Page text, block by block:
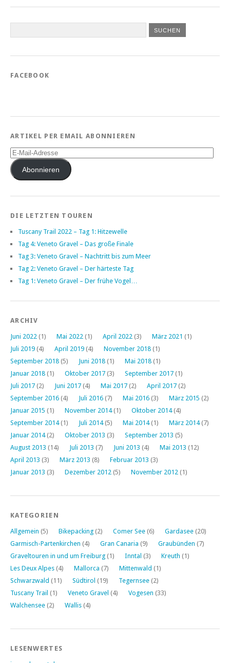
FACEBOOK
ARTIKEL PER EMAIL ABONNIEREN
E-
Mail-
AdresseAbonnieren
DIE LETZTEN TOUREN
Tuscany Trail 2022 – Tag 1: Hitzewelle
Tag 4: Veneto Gravel – Das große Finale
Tag 3: Veneto Gravel – Nachtritt bis zum Meer
Tag 2: Veneto Gravel – Der härteste Tag
Tag 1: Veneto Gravel – Der frühe Vogel…
ARCHIV
Juni 2022 (1) Mai 2022 (1) April 2022 (3) März 2021 (1)
Juli 2019 (4) April 2019 (4) November 2018 (1)
September 2018 (5) Juni 2018 (1) Mai 2018 (1)
Januar 2018 (1) Oktober 2017 (3) September 2017 (1)
Juli 2017 (2) Juni 2017 (4) Mai 2017 (2) April 2017 (2)
September 2016 (4) Juli 2016 (7) Mai 2016 (3) März 2015 (2)
Januar 2015 (1) November 2014(1) Oktober 2014(4)
September 2014(1) Juli 2014(5) Mai 2014(1) März 2014(7)
Januar 2014(2) Oktober 2013 (3) September 2013 (5)
August 2013 (14) Juli 2013 (7) Juni 2013 (4) Mai 2013 (12)
April 2013 (3) März 2013 (8) Februar 2013 (3)
Januar 2013 (3) Dezember 2012 (5) November 2012 (1)
KATEGORIEN
Allgemein (5) Bikepacking (2) Comer See (6) Gardasee (20)
Garmisch-Partenkirchen (4) Gran Canaria (9) Graubünden (7)
Graveltouren in und um Freiburg (1) Inntal (3) Kreuth (1)
Les Deux Alpes (4) Mallorca (7) Mittenwald (1)
Schwarzwald (11) Südtirol (19) Tegernsee (2)
Tuscany Trail (1) Veneto Gravel (4) Vogesen (33)
Walchensee (2) Wallis (4)
LESENWERTES